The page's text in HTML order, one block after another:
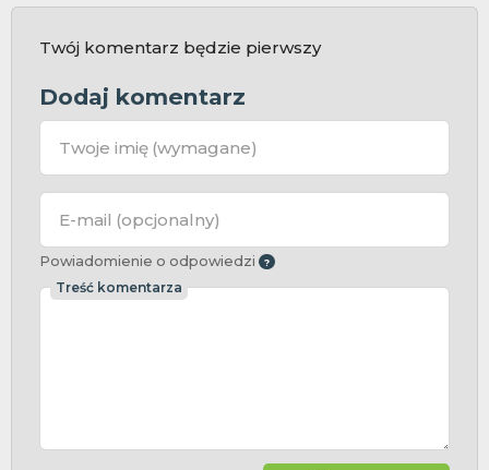
Twój komentarz będzie pierwszy
Dodaj komentarz
Twoje imię (wymagane)
E-mail (opcjonalny)
Powiadomienie o odpowiedzi
Treść komentarza